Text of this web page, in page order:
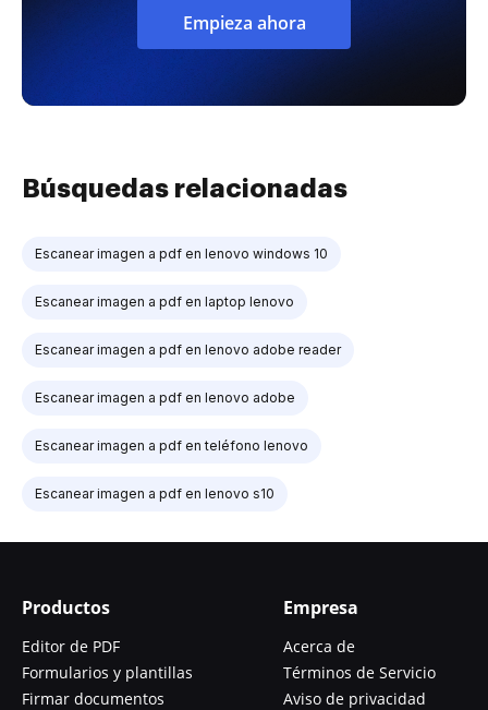
Empieza ahora
Búsquedas relacionadas
Escanear imagen a pdf en lenovo windows 10
Escanear imagen a pdf en laptop lenovo
Escanear imagen a pdf en lenovo adobe reader
Escanear imagen a pdf en lenovo adobe
Escanear imagen a pdf en teléfono lenovo
Escanear imagen a pdf en lenovo s10
Productos
Editor de PDF
Formularios y plantillas
Firmar documentos
Empresa
Acerca de
Términos de Servicio
Aviso de privacidad